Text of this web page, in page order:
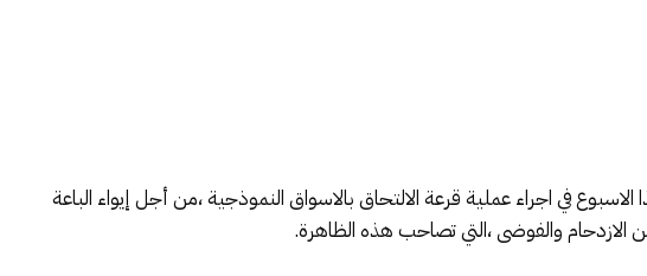
في اجراء عملية قرعة الالتحاق بالاسواق النموذجية ،من أجل إيواء الباعة
الازدحام والفوضى ،التي تصاحب هذه الظاهرة.